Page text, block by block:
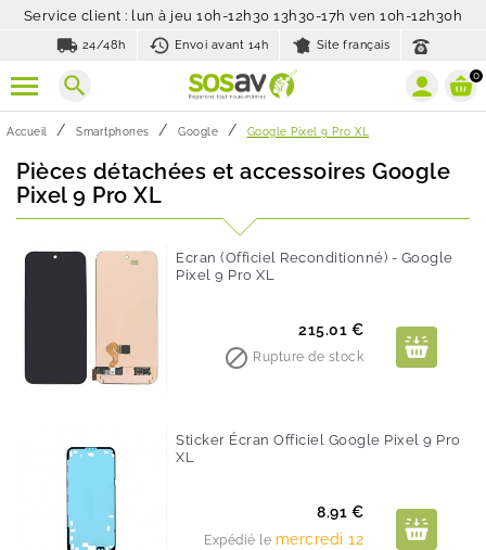
Service client : lun à jeu 10h-12h30 13h30-17h ven 10h-12h30h
local_shipping 24/48h history_toggle_off
Envoi avant 14h Site français
search 0
Accueil Smartphones Google Google Pixel 9 Pro XL
Pièces détachées et accessoires Google
Pixel 9 Pro XL
Ecran (Officiel Reconditionné) - Google
Pixel 9 Pro XL
Prix
215.01 €
 Rupture de stock
Sticker Écran Officiel Google Pixel 9 Pro
XL
Prix
8.91 €
Expédié le mercredi 12